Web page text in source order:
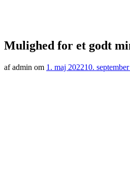
Mulighed for et godt
af admin om 1. maj 202210.